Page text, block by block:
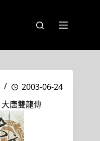
2003-06-24
大唐雙龍傳